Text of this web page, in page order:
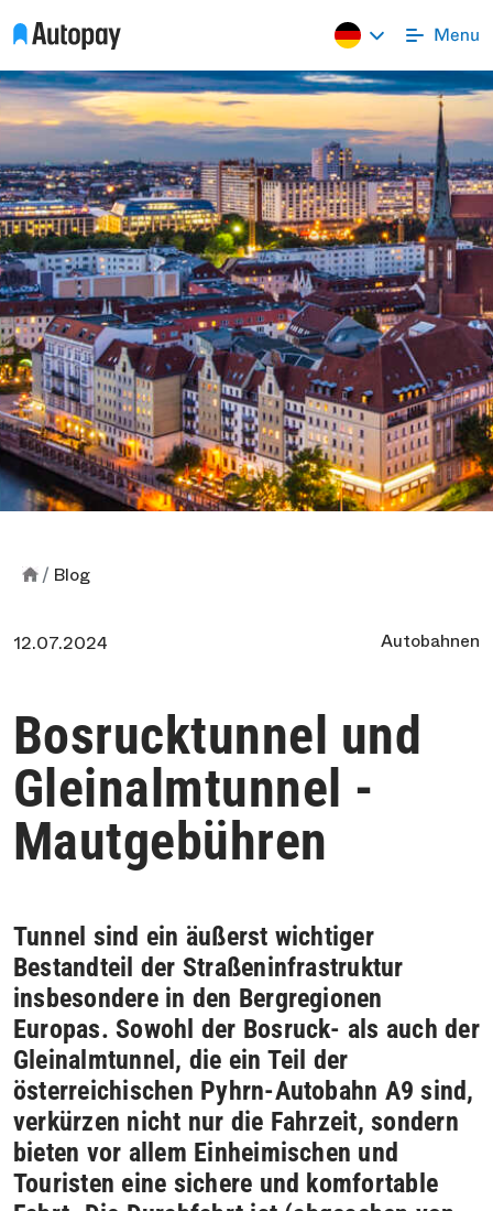
Blog
12.07.2024 Autobahnen
Bosrucktunnel und
Gleinalmtunnel -
Mautgebühren
Tunnel sind ein äußerst wichtiger
Bestandteil der Straßeninfrastruktur
insbesondere in den Bergregionen
Europas. Sowohl der Bosruck- als auch der
Gleinalmtunnel, die ein Teil der
österreichischen Pyhrn-Autobahn A9 sind,
verkürzen nicht nur die Fahrzeit, sondern
bieten vor allem Einheimischen und
Touristen eine sichere und komfortable